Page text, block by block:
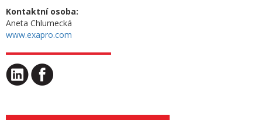
Kontaktní osoba:
Aneta Chlumecká
www.exapro.com